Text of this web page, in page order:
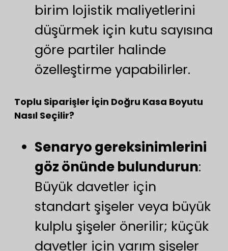
birim lojistik maliyetlerini
düşürmek için kutu sayısına
göre partiler halinde
özelleştirme yapabilirler.
Toplu Siparişler İçin Doğru Kasa Boyutu
Nasıl Seçilir?
Senaryo gereksinimlerini
göz önünde bulundurun:
Büyük davetler için
standart şişeler veya büyük
kulplu şişeler önerilir; küçük
davetler için yarım şişeler